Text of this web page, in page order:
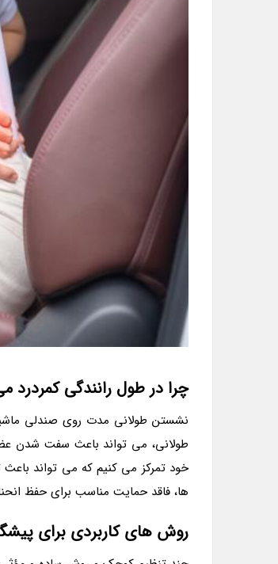
چرا در طول رانندگی کمردرد
نشستن طولانی مدت روی صندلی
طولانی، می تواند باعث سفت شدن
خود تمرکز می کنیم که می تواند
ها، فاقد حمایت مناسب برای حفظ
روش های کاربردی برای